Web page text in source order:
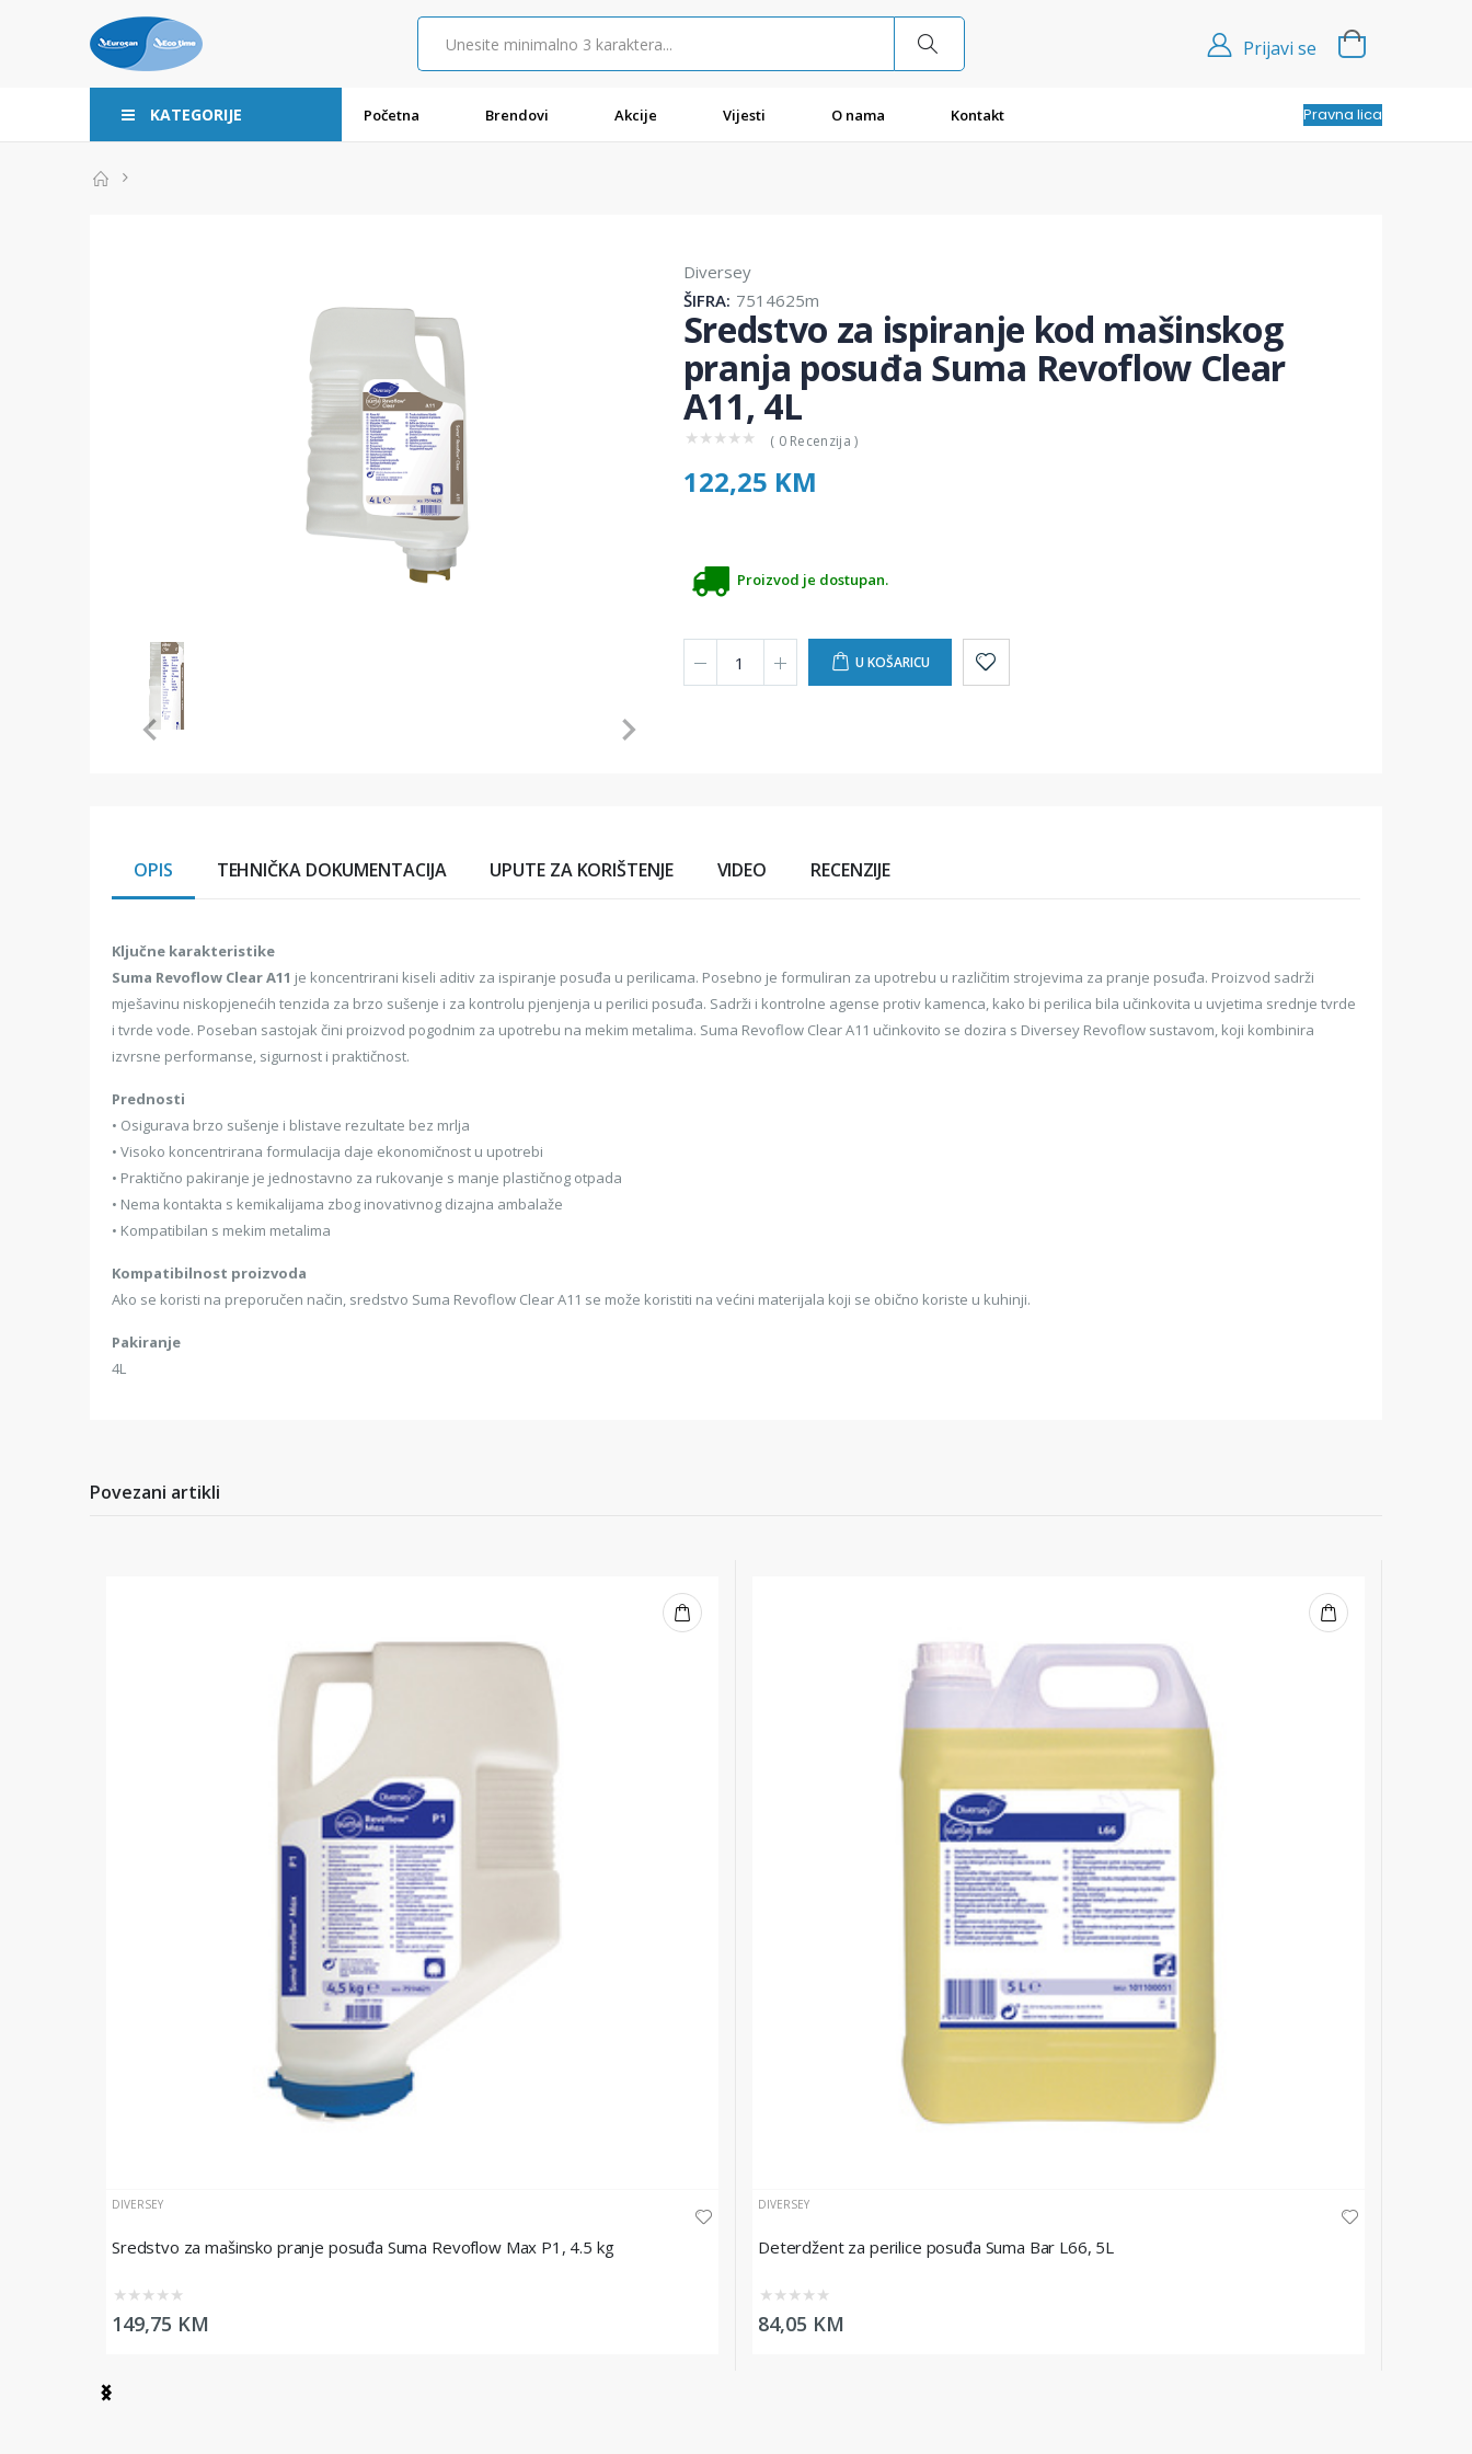
Prijavi se
KATEGORIJE Početna Brendovi Akcije Vijesti O nama Kontakt Pravna lica
Item
Diversey
ŠIFRA: 7514625m
Sredstvo za ispiranje kod mašinskog
pranja posuđa Suma Revoflow Clear
A11, 4L
★ ★ ★ ★ ★ ( 0 Recenzija )
122,25 KM
Proizvod je dostupan.
U KOŠARICU
OPIS TEHNIČKA DOKUMENTACIJA UPUTE ZA KORIŠTENJE VIDEO RECENZIJE
Ključne karakteristike
Suma Revoflow Clear A11 je koncentrirani kiseli aditiv za ispiranje posuđa u perilicama. Posebno je formuliran za upotrebu u različitim strojevima za pranje posuđa. Proizvod sadrži
mješavinu niskopjenećih tenzida za brzo sušenje i za kontrolu pjenjenja u perilici posuđa. Sadrži i kontrolne agense protiv kamenca, kako bi perilica bila učinkovita u uvjetima srednje tvrde
i tvrde vode. Poseban sastojak čini proizvod pogodnim za upotrebu na mekim metalima. Suma Revoflow Clear A11 učinkovito se dozira s Diversey Revoflow sustavom, koji kombinira
izvrsne performanse, sigurnost i praktičnost.
Prednosti
• Osigurava brzo sušenje i blistave rezultate bez mrlja
• Visoko koncentrirana formulacija daje ekonomičnost u upotrebi
• Praktično pakiranje je jednostavno za rukovanje s manje plastičnog otpada
• Nema kontakta s kemikalijama zbog inovativnog dizajna ambalaže
• Kompatibilan s mekim metalima
Kompatibilnost proizvoda
Ako se koristi na preporučen način, sredstvo Suma Revoflow Clear A11 se može koristiti na većini materijala koji se obično koriste u kuhinji.
Pakiranje
4L
Povezani artikli
DIVERSEY
Sredstvo za mašinsko pranje posuđa Suma Revoflow Max P1, 4.5 kg
★ ★ ★ ★ ★
149,75 KM
DIVERSEY
Deterdžent za perilice posuđa Suma Bar L66, 5L
★ ★ ★ ★ ★
84,05 KM
Item